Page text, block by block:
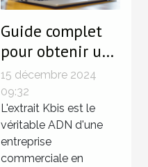
Guide complet
pour obtenir un
extrait Kbis en
ligne facilement
15 décembre 2024
09:32
L'extrait Kbis est le
véritable ADN d'une
entreprise
commerciale en